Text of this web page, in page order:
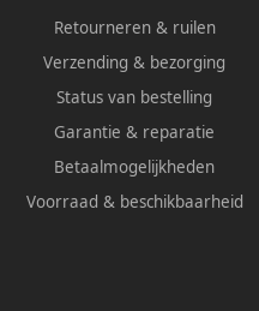
Retourneren & ruilen
Verzending & bezorging
Status van bestelling
Garantie & reparatie
Betaalmogelijkheden
Voorraad & beschikbaarheid